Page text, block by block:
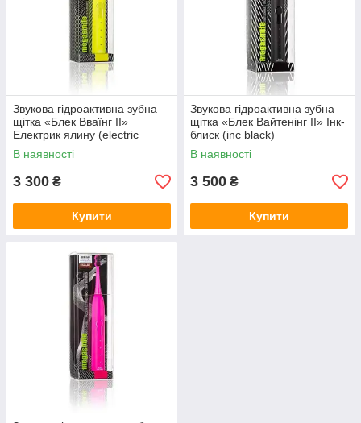
Звукова гідроактивна зубна
щітка «Блек Вваїнг ІІ»
Електрик ялину (electric
yellow)
В наявності
3 300 ₴
Купити
Звукова гідроактивна зубна
щітка «Блек Вайтенінг ІІ» Інк-
блиск (inc black)
В наявності
3 500 ₴
Купити